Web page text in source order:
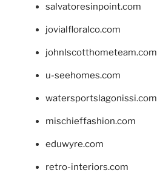
salvatoresinpoint.com
jovialfloralco.com
johnlscotthometeam.com
u-seehomes.com
watersportslagonissi.com
mischieffashion.com
eduwyre.com
retro-interiors.com